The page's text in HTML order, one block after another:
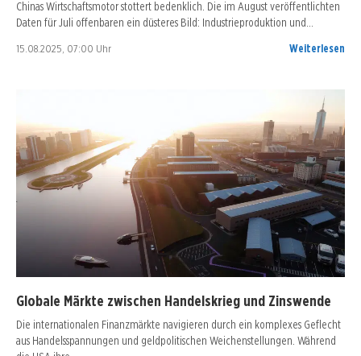
Chinas Wirtschaftsmotor stottert bedenklich. Die im August veröffentlichten
Daten für Juli offenbaren ein düsteres Bild: Industrieproduktion und…
15.08.2025, 07:00 Uhr Weiterlesen
Globale Märkte zwischen Handelskrieg und Zinswende
Die internationalen Finanzmärkte navigieren durch ein komplexes Geflecht
aus Handelsspannungen und geldpolitischen Weichenstellungen. Während